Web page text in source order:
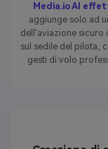
Media.io AI
aggiunge solo ad
dell'aviazione sicuro
sul sedile del pilota,
gesti di volo